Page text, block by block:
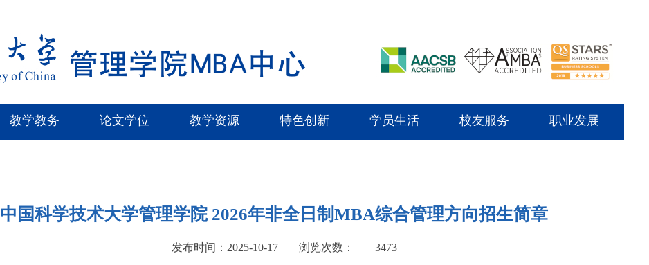
教学教务 论文学位 教学资源 特色创新 学员生活 校友服务 职业发展
中国科学技术大学管理学院 2026年非全日制MBA综合管理方向招生简章
发布时间：2025-10-17 浏览次数： 3473